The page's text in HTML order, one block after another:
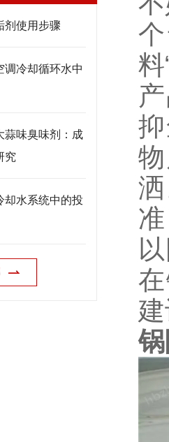
剂使用步骤
调冷却循环水中
蒜味臭味剂：成
究
却水系统中的投